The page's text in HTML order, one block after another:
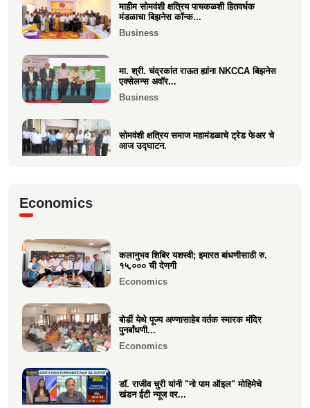
श्री. अजूभाई यशवंत ठाकूर ह्यांची मा.श्री.उद्धव
बाळासाहेब ठा...
Politics
माहीम सोमवंशी क्षत्रिय पाचकळशी हितवर्धक
मंडळाचा बिझनेस कॉन्क...
Business
मा. श्री. चंद्रकांत राऊत ह्यांना NKCCA बिझनेस
एक्सेलन्स अवॉर...
Business
सोमवंशी क्षत्रिय समाज महामंडळाचे ट्रेड फेअर चे
आज उद्घाटन.
वक्रतुंड ऍग्रो याचे उद्घाटन, माहीम
Business
Economics
कलानुभव शिबिर यशस्वी; इमारत बांधणीसाठी रु.
१५,००० ची देणगी
Economics
बोर्डी येथे पूज्य अण्णासाहेब वर्तक स्मारक मंदिर
पुनर्बांधणी...
Economics
डॉ. राजीव चुरी यांनी "नो पाम ऑइल" मोहिमेचे
खंडन ईटी न्यूज वर...